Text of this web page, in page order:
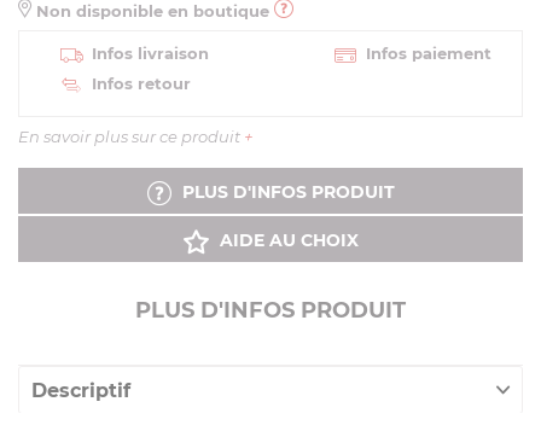
Non disponible en boutique
Infos livraison
Infos paiement
Infos retour
En savoir plus sur ce produit +
PLUS D'INFOS PRODUIT
AIDE AU CHOIX
PLUS D'INFOS PRODUIT
Descriptif